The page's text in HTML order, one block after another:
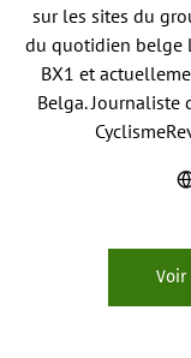
sur les sites du
du quotidien belge
BX1 et
Belga.
Voir